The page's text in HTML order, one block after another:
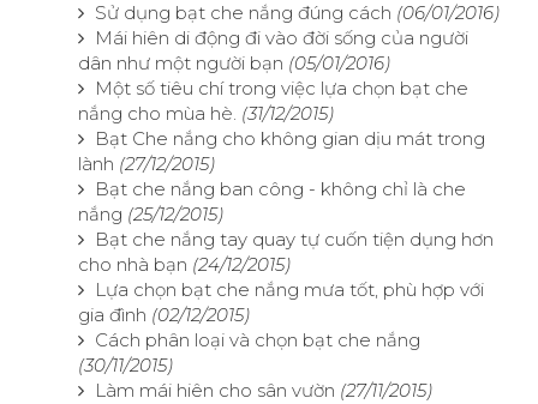
Sử dụng bạt che nắng đúng cách (06/01/2016)
Mái hiên di động đi vào đời sống của người
dân như một người bạn (05/01/2016)
Một số tiêu chí trong việc lựa chọn bạt che
nắng cho mùa hè. (31/12/2015)
Bạt Che nắng cho không gian dịu mát trong
lành (27/12/2015)
Bạt che nắng ban công - không chỉ là che
nắng (25/12/2015)
Bạt che nắng tay quay tự cuốn tiện dụng hơn
cho nhà bạn (24/12/2015)
Lựa chọn bạt che nắng mưa tốt, phù hợp với
gia đình (02/12/2015)
Cách phân loại và chọn bạt che nắng
(30/11/2015)
Làm mái hiên cho sân vườn (27/11/2015)